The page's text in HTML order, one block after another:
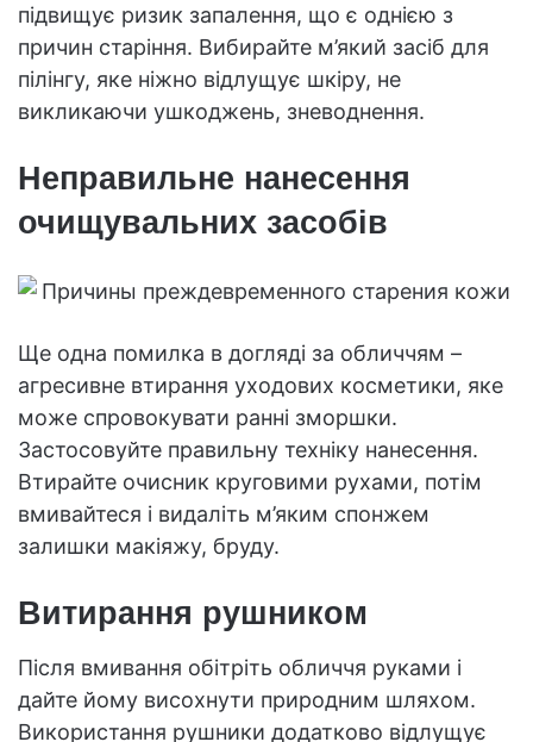
підвищує ризик запалення, що є однією з
причин старіння. Вибирайте м’який засіб для
пілінгу, яке ніжно відлущує шкіру, не
викликаючи ушкоджень, зневоднення.
Неправильне нанесення
очищувальних засобів
Ще одна помилка в догляді за обличчям –
агресивне втирання уходових косметики, яке
може спровокувати ранні зморшки.
Застосовуйте правильну техніку нанесення.
Втирайте очисник круговими рухами, потім
вмивайтеся і видаліть м’яким спонжем
залишки макіяжу, бруду.
Витирання рушником
Після вмивання обітріть обличчя руками і
дайте йому висохнути природним шляхом.
Використання рушники додатково відлущує